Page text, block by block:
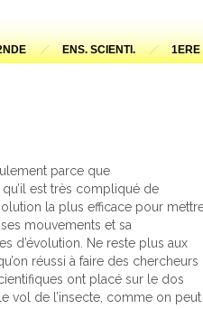
ENS. SCIENTI. 1ERE
parce que
est très compliqué de
la plus efficace pour
mouvements et sa
d’évolution. Ne reste plus aux
réussi à faire des chercheurs
ont placé sur le dos
vol de l’insecte, comme on peut